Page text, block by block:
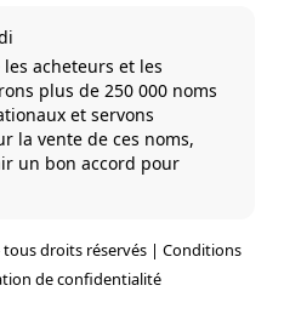
acheteurs et les
plus de 250 000 noms
et servons
la vente de ces noms,
un bon accord pour
droits réservés | Conditions
de confidentialité